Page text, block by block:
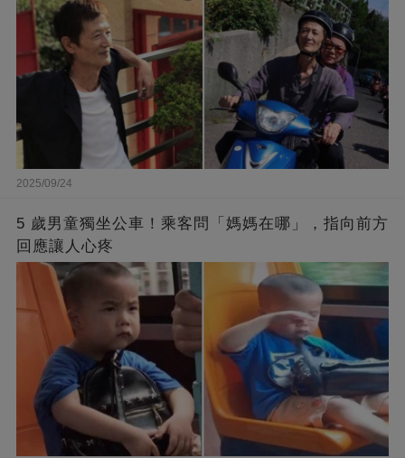
2025/09/24
5 歲男童獨坐公車！乘客問「媽媽在哪」，指向前方
回應讓人心疼